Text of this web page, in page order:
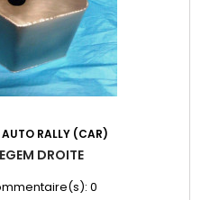
RALLY (CAR)
DROITE
0